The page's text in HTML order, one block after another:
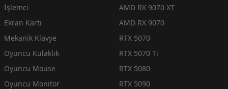
İşlemci
Ekran Kartı
Mekanik Klavye
Oyuncu Kulaklık
Oyuncu Mouse
Oyuncu Monitör
AMD RX 9070 XT
AMD RX 9070
RTX 5070
RTX 5070 Ti
RTX 5080
RTX 5090